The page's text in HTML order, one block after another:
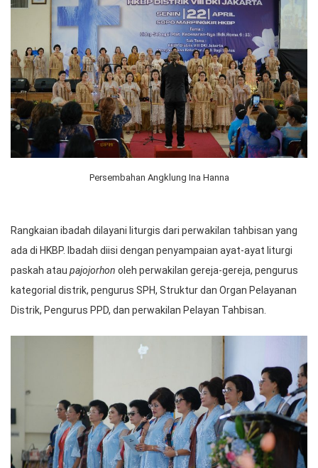
Persembahan Angklung Ina Hanna
Rangkaian ibadah dilayani liturgis dari perwakilan tahbisan yang
ada di HKBP. Ibadah diisi dengan penyampaian ayat-ayat liturgi
paskah atau pajojorhon oleh perwakilan gereja-gereja, pengurus
kategorial distrik, pengurus SPH, Struktur dan Organ Pelayanan
Distrik, Pengurus PPD, dan perwakilan Pelayan Tahbisan.